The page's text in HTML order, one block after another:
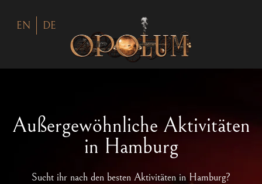
EN DE
Außergewöhnliche Aktivitäten
in Hamburg
Sucht ihr nach den besten Aktivitäten in Hamburg?